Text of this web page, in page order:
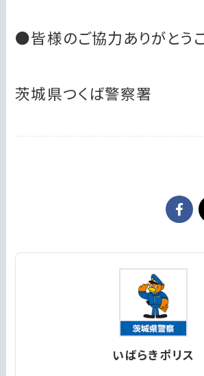
●皆様のご協力ありがとう
茨城県つくば警察署
いばらきポリス